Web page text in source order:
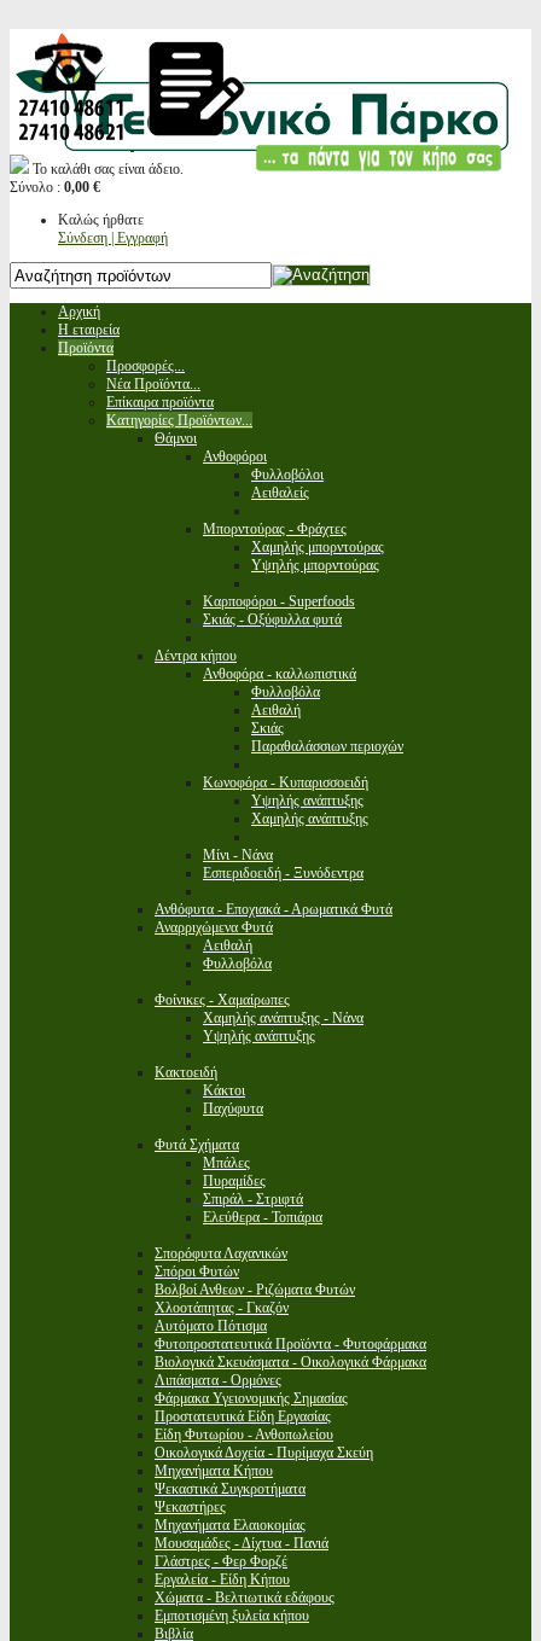
Το καλάθι σας είναι άδειο.
Σύνολο : 0,00 €
Καλώς ήρθατε
Σύνδεση | Εγγραφή
Αρχική
Η εταιρεία
Προϊόντα
Προσφορές...
Νέα Προϊόντα...
Επίκαιρα προϊόντα
Κατηγορίες Προϊόντων...
Θάμνοι
Ανθοφόροι
Φυλλοβόλοι
Αειθαλείς
Μπορντούρας - Φράχτες
Χαμηλής μπορντούρας
Υψηλής μπορντούρας
Καρποφόροι - Superfoods
Σκιάς - Οξύφυλλα φυτά
Δέντρα κήπου
Ανθοφόρα - καλλωπιστικά
Φυλλοβόλα
Αειθαλή
Σκιάς
Παραθαλάσσιων περιοχών
Κωνοφόρα - Κυπαρισσοειδή
Υψηλής ανάπτυξης
Χαμηλής ανάπτυξης
Μίνι - Νάνα
Εσπεριδοειδή - Ξυνόδεντρα
Ανθόφυτα - Εποχιακά - Αρωματικά Φυτά
Αναρριχώμενα Φυτά
Αειθαλή
Φυλλοβόλα
Φοίνικες - Χαμαίρωπες
Χαμηλής ανάπτυξης - Νάνα
Υψηλής ανάπτυξης
Κακτοειδή
Κάκτοι
Παχύφυτα
Φυτά Σχήματα
Μπάλες
Πυραμίδες
Σπιράλ - Στριφτά
Ελεύθερα - Τοπιάρια
Σπορόφυτα Λαχανικών
Σπόροι Φυτών
Βολβοί Ανθεων - Ριζώματα Φυτών
Χλοοτάπητας - Γκαζόν
Αυτόματο Πότισμα
Φυτοπροστατευτικά Προϊόντα - Φυτοφάρμακα
Βιολογικά Σκευάσματα - Οικολογικά Φάρμακα
Λιπάσματα - Ορμόνες
Φάρμακα Υγειονομικής Σημασίας
Προστατευτικά Είδη Εργασίας
Είδη Φυτωρίου - Ανθοπωλείου
Οικολογικά Δοχεία - Πυρίμαχα Σκεύη
Μηχανήματα Κήπου
Ψεκαστικά Συγκροτήματα
Ψεκαστήρες
Μηχανήματα Ελαιοκομίας
Μουσαμάδες - Δίχτυα - Πανιά
Γλάστρες - Φερ Φορζέ
Εργαλεία - Είδη Κήπου
Χώματα - Βελτιωτικά εδάφους
Εμποτισμένη ξυλεία κήπου
Βιβλία